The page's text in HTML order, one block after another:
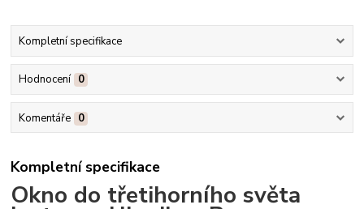
Kompletní specifikace
Hodnocení 0
Komentáře 0
Kompletní specifikace
Okno do třetihorního světa